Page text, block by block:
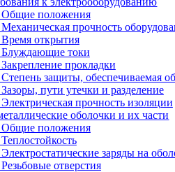
Общие положения
прочность
открытия
Блуждающие токи
прокладки
защиты, обеспечиваемая
пути утечки и разделение
прочность изоляции
оболочки и их части
Общие положения
заряды на
отверстия